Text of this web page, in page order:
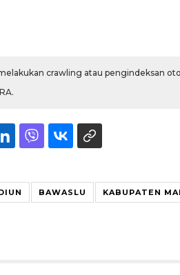
crawling atau pengindeksan
BAWASLU KABUPATEN